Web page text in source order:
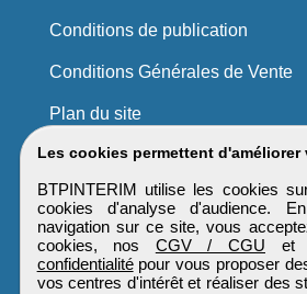
Les cookies permettent
BTPINTERIM utilise les cookies
cookies d'analyse d'audience.
navigation sur ce site, vous
cookies, nos CGV / CGU et
confidentialitépour vous proposer
vos centres d'intérêt et réaliser des
Conditions de publication
Conditions Générales de Vente
Plan du site